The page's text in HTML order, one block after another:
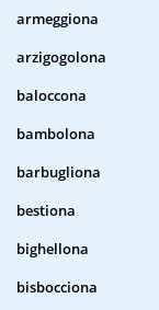
armeggiona
arzigogolona
baloccona
bambolona
barbugliona
bestiona
bighellona
bisbocciona